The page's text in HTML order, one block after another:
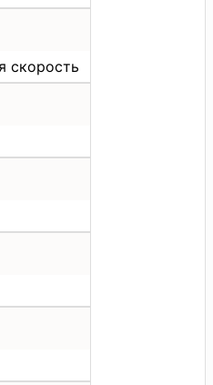
скорость